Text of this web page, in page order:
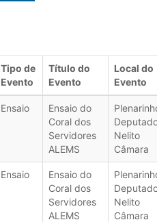
Tipo de
Evento
Título do
Evento
Local do
Evento
Ensaio
Ensaio do
Coral dos
Servidores
ALEMS
Nelito
Câmara
Ensaio
Ensaio do
Coral dos
Servidores
ALEMS
Nelito
Câmara